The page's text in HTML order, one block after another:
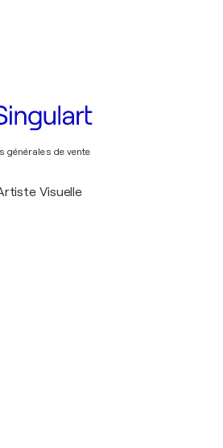
générales de vente
Visuelle